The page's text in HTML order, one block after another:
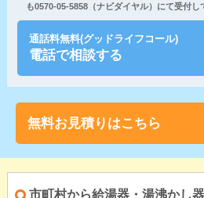
も0570-05-5858（ナビダイヤル）にて受付し
通話料無料(グッドライフコール)
電話で相談する
無料お見積りはこちら
市町村から給湯器・湯沸かし